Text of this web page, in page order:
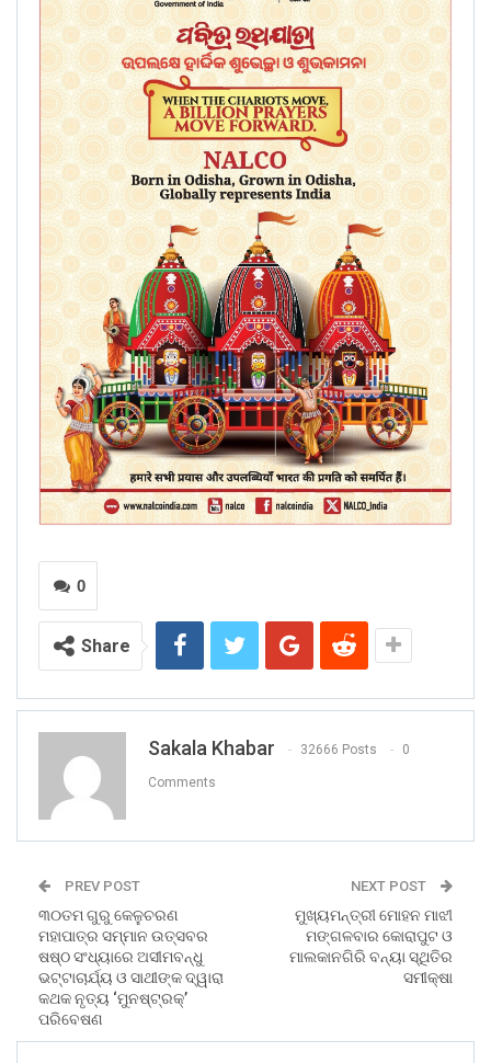
0
Share
Sakala Khabar 32666 Posts 0
Comments
PREV POST
୩୦ତମ ଗୁରୁ କେଳୁଚରଣ
ମହାପାତ୍ର ସମ୍ମାନ ଉତ୍ସବର
ଷଷ୍ଠ ସଂଧ୍ୟାରେ ଅସୀମବନ୍ଧୁ
ଭଟ୍ଟାଚାର୍ଯ୍ୟ ଓ ସାଥୀଙ୍କ ଦ୍ୱାରା
କଥକ ନୃତ୍ୟ ‘ମୁନଷ୍ଟ୍ରକ୍‌’
ପରିବେଷଣ
NEXT POST
ମୁଖ୍ୟମନ୍ତ୍ରୀ ମୋହନ ମାଝୀ
ମଙ୍ଗଳବାର କୋରାପୁଟ ଓ
ମାଲକାନଗିରି ବନ୍ୟା ସ୍ଥିତିର
ସମୀକ୍ଷା